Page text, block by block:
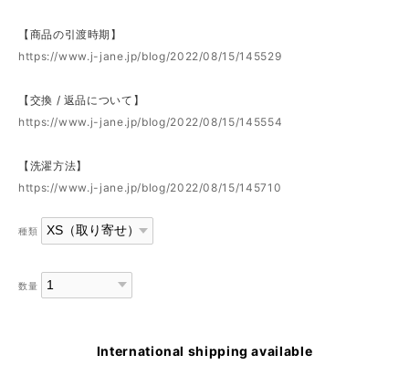
【商品の引渡時期】
https://www.j-jane.jp/blog/2022/08/15/145529
【交換 / 返品について】
https://www.j-jane.jp/blog/2022/08/15/145554
【洗濯方法】
https://www.j-jane.jp/blog/2022/08/15/145710
種類
数量
International shipping available